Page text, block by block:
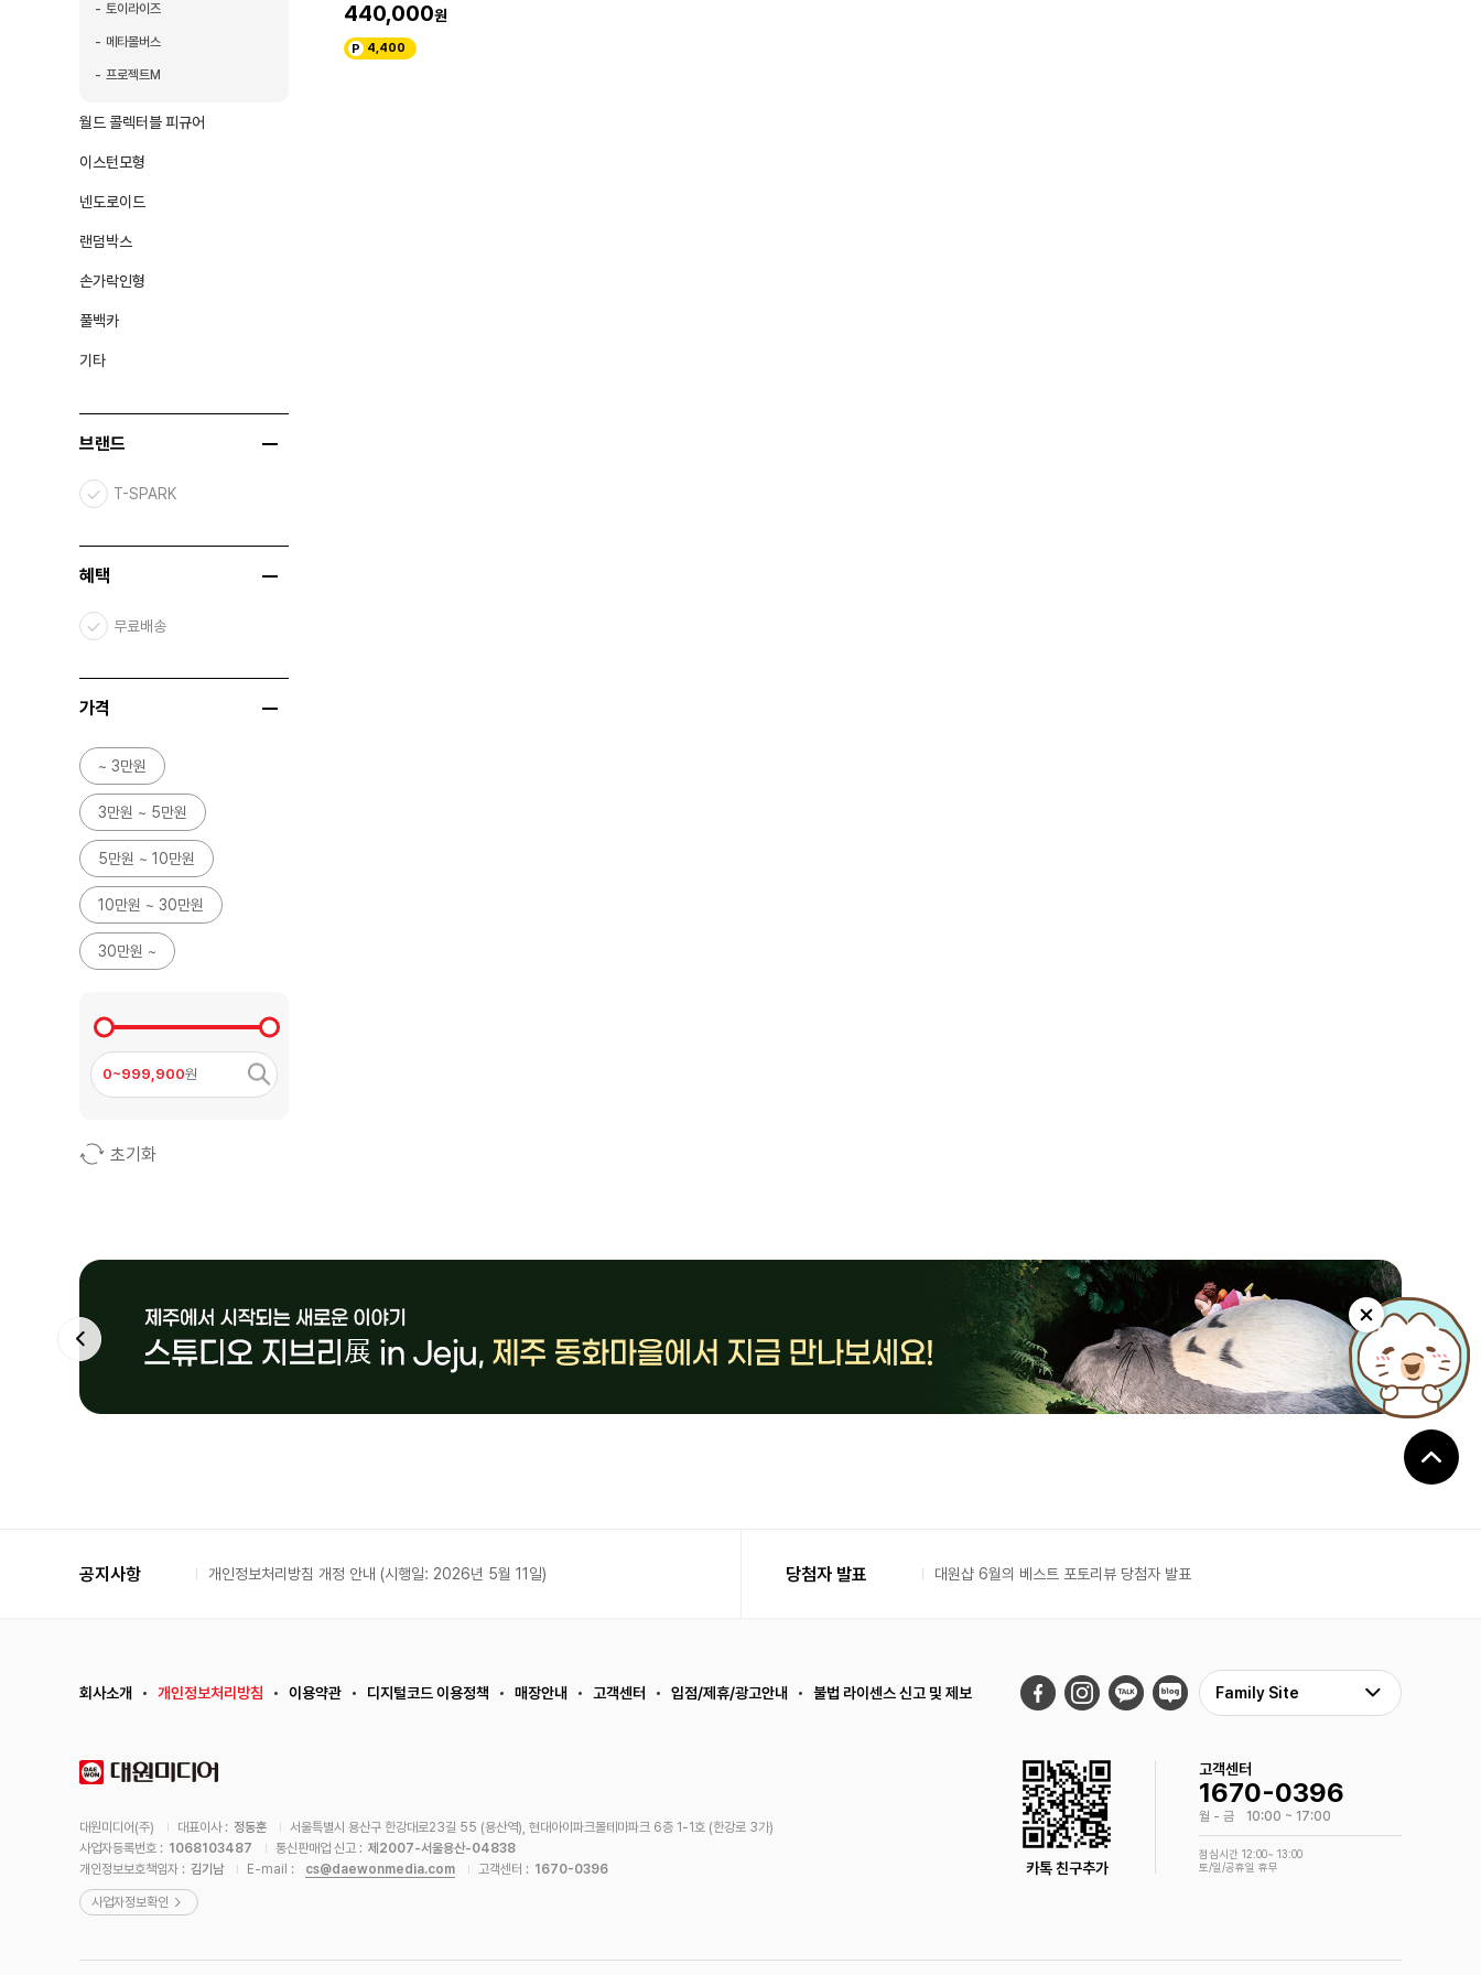
토이라이즈
메타몰버스
프로젝트M
월드 콜렉터블 피규어
이스턴모형
넨도로이드
랜덤박스
손가락인형
풀백카
기타
브랜드
T-SPARK
혜택
무료배송
가격
~ 3만원
3만원 ~ 5만원
5만원 ~ 10만원
10만원 ~ 30만원
30만원 ~
0~999,900원
초기화
440,000
4,400
공지사항 개인정보처리방침 개정 안내 (시행일: 2026년 5월 11일) 당첨자 발표 대원샵 6월의 베스트 포토리뷰 당첨자 발표
회사소개 개인정보처리방침 이용약관 디지털코드 이용정책 매장안내 고객센터 입점/제휴/광고안내 불법 라이센스 신고 및 제보 Family Site
대원미디어(주) 대표이사 : 정동훈
서울특별시 용산구 한강대로23길 55 (용산역), 현대아이파크몰테마파크 6층 1-1호 (한강로 3가)
사업자등록번호 : 1068103487 통신판매업 신고 : 제2007-서울용산-04838
개인정보보호책임자 : 김기남 E-mail : cs@daewonmedia.com 고객센터 : 1670-0396
사업자정보확인
카톡 친구추가
고객센터
1670-0396
월 - 금 10:00 ~ 17:00
점심시간 12:00~ 13:00
토/일/공휴일 휴무